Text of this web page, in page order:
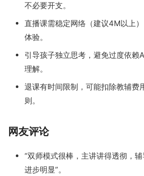
不必要开支。
直播课需稳定网络（建议4M以上
体验。
引导孩子独立思考，避免过度依赖
理解。
退课有时间限制，可能扣除教辅费
则。
网友评论
“双师模式很棒，主讲讲得透彻，
进步明显”。